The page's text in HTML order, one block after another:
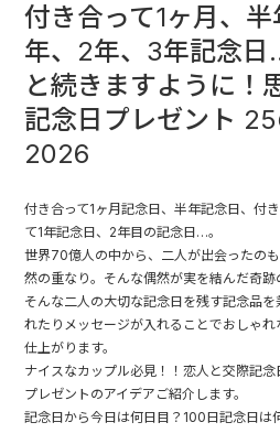
付き合って1ヶ月、
年、2年、3年記念日
と続きますように！
記念日プレゼント
2026
付き合って1ヶ月記念日、半年記念日、付
て1年記念日、2年目の記念日…。
世界70億人の中から、二人が出会ったの
然の重なり。そんな偶然が実を結んだ奇跡
そんな二人の大切な記念日を残す記念品
れたりメッセージが入れることでおしゃ
仕上がります。
ナイスなカップル必見！！恋人と交際記
プレゼントのアイデアご紹介します。
記念日から今日は何日目？100日記念日は